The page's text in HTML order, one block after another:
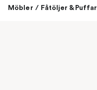
Möbler / Fåtöljer & Puffar